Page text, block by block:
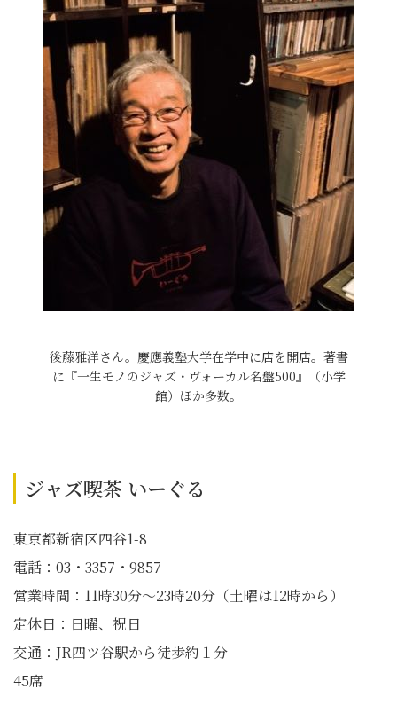
後藤雅洋さん。慶應義塾大学在学中に店を開店。著書
に『一生モノのジャズ・ヴォーカル名盤500』（小学
館）ほか多数。
ジャズ喫茶 いーぐる
東京都新宿区四谷1-8
電話：03・3357・9857
営業時間：11時30分〜23時20分（土曜は12時から）
定休日：日曜、祝日
交通：JR四ツ谷駅から徒歩約１分
45席